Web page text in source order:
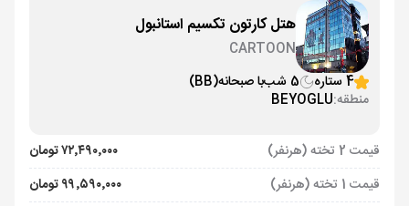
هتل کارتون تکسیم استانبول
CARTOON
4 ستاره
5 شب با صبحانه(BB)
منطقه:BEYOGLU
قیمت 2 تخته (هرنفر)
۷۲٬۴۹۰٬۰۰۰ تومان
قیمت 1 تخته (هرنفر)
۹۹٬۵۹۰٬۰۰۰ تومان